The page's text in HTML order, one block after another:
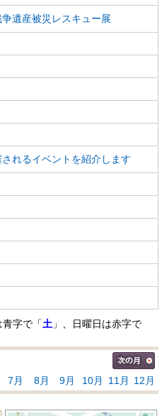
遺産被災レスキュー展
れるイベントを紹介します
字で「土 」、日曜日は赤字で
7月 8月 9月 10月 11月 12月